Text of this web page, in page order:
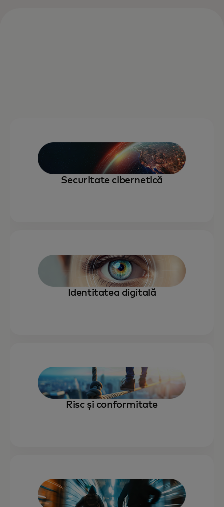
Securitate cibernetică
Identitatea digitală
Risc și conformitate